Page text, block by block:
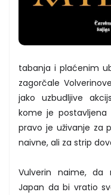
tabanja i plaćenim
zagorčale
jako uzbudljive
kome je postavljena
pravo je uživanje za
naivne, ali za strip
Vulverin naime, da
Japan da bi vratio